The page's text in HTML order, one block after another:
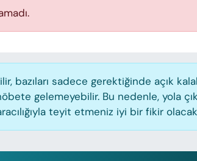
bazıları sadece gerektiğinde açık
gelemeyebilir. Bu nedenle, yola
teyit etmeniz iyi bir fikir